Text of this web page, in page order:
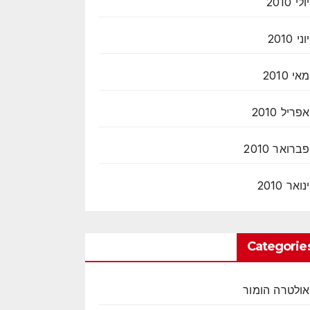
יוני 2010
מאי 2010
אפריל 2010
פברואר 2010
ינואר 2010
אולטרה הומור